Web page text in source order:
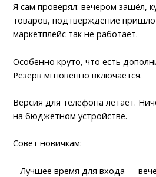
Я сам проверял: вечером зашёл,
товаров, подтверждение
маркетплейс так не работает.
Особенно круто, что есть
Резерв мгновенно включается.
Версия для телефона летает.
на бюджетном устройстве.
Совет новичкам:
– Лучшее время для входа —